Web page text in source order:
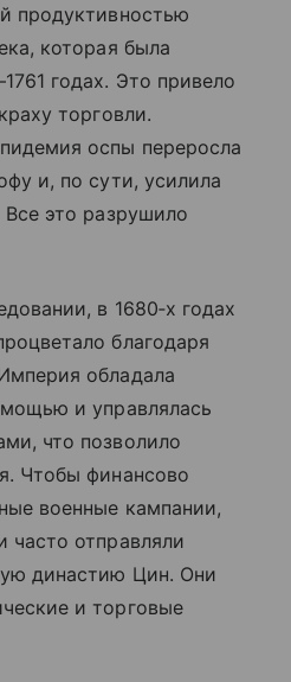
продуктивностью
которая была
годах. Это привело
торговли.
оспы переросла
и, по сути, усилила
Все это разрушило
в 1680‑х годах
благодаря
обладала
и управлялась
что позволило
Чтобы финансово
военные кампании,
часто отправляли
династию Цин. Они
и торговые